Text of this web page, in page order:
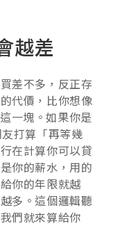
越差
差不多，反正存
代價，比你想像
一塊。如果你是
打算「再等幾
在計算你可以貸
你的薪水，用的
你的年限就越
多。這個邏輯聽
們就來算給你